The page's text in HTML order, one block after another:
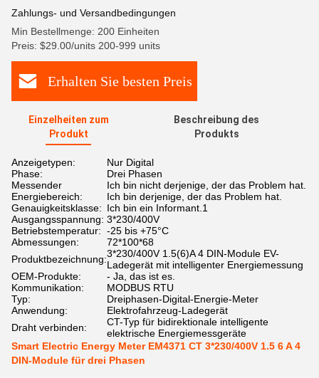
Zahlungs- und Versandbedingungen
Min Bestellmenge: 200 Einheiten
Preis: $29.00/units 200-999 units
Erhalten Sie besten Preis
Einzelheiten zum
Produkt
Beschreibung des
Produkts
Anzeigetypen:
Nur Digital
Phase:
Drei Phasen
Messender
Energiebereich:
Ich bin nicht derjenige, der das Problem hat.
Ich bin derjenige, der das Problem hat.
Genauigkeitsklasse: Ich bin ein Informant.1
Ausgangsspannung: 3*230/400V
Betriebstemperatur: -25 bis +75°C
Abmessungen:
72*100*68
Produktbezeichnung:3*230/400V 1.5(6)A 4 DIN-Module EV-
Ladegerät mit intelligenter Energiemessung
OEM-Produkte:
- Ja, das ist es.
Kommunikation:
MODBUS RTU
Typ:
Dreiphasen-Digital-Energie-Meter
Anwendung:
Elektrofahrzeug-Ladegerät
Draht verbinden:
CT-Typ für bidirektionale intelligente
elektrische Energiemessgeräte
Smart Electric Energy Meter EM4371 CT 3*230/400V 1.5 6 A 4
DIN-Module für drei Phasen